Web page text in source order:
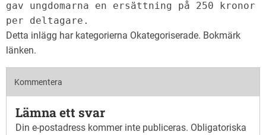
gav ungdomarna en ersättning på 250 kronor
per deltagare.
Detta inlägg har kategorierna Okategoriserade. Bokmärk
länken.
Kommentera
Lämna ett svar
Din e-postadress kommer inte publiceras. Obligatoriska